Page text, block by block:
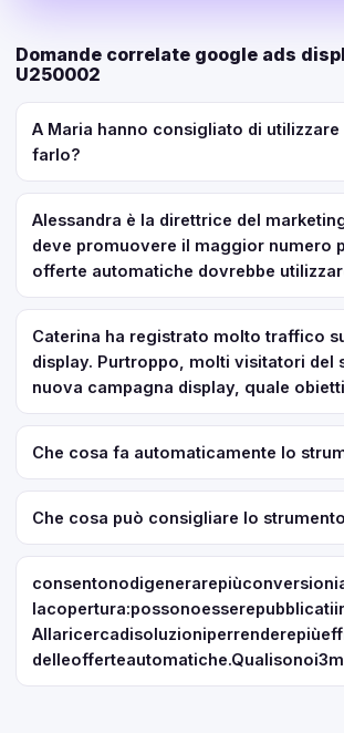
Domande correlate google ads
U250002
A Maria hanno consigliato di
farlo?
Alessandra è la direttrice del
deve promuovere il maggior numero
offerte automatiche dovrebbe
Caterina ha registrato molto traffico
display. Purtroppo, molti visitatori del
nuova campagna display, quale
Che cosa fa automaticamente lo
Che cosa può consigliare lo